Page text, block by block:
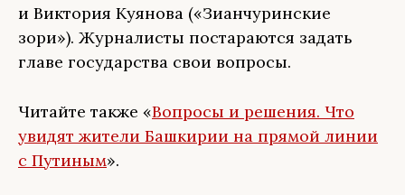
и Виктория Куянова («Зианчуринские
зори»). Журналисты постараются задать
главе государства свои вопросы.
Читайте также «Вопросы и решения. Что
увидят жители Башкирии на прямой линии
с Путиным».